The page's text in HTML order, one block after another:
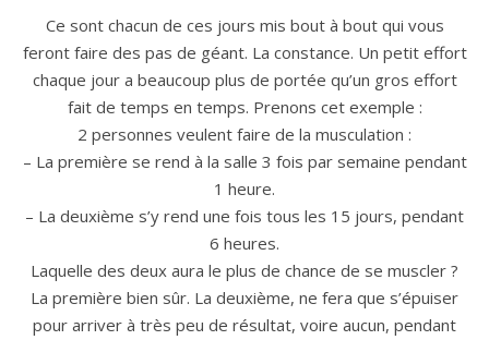
Ce sont chacun de ces jours mis bout à bout qui vous
feront faire des pas de géant. La constance. Un petit effort
chaque jour a beaucoup plus de portée qu’un gros effort
fait de temps en temps. Prenons cet exemple :
2 personnes veulent faire de la musculation :
– La première se rend à la salle 3 fois par semaine pendant
1 heure.
– La deuxième s’y rend une fois tous les 15 jours, pendant
6 heures.
Laquelle des deux aura le plus de chance de se muscler ?
La première bien sûr. La deuxième, ne fera que s’épuiser
pour arriver à très peu de résultat, voire aucun, pendant